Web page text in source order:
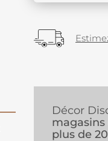
Décor
magasins
plus de